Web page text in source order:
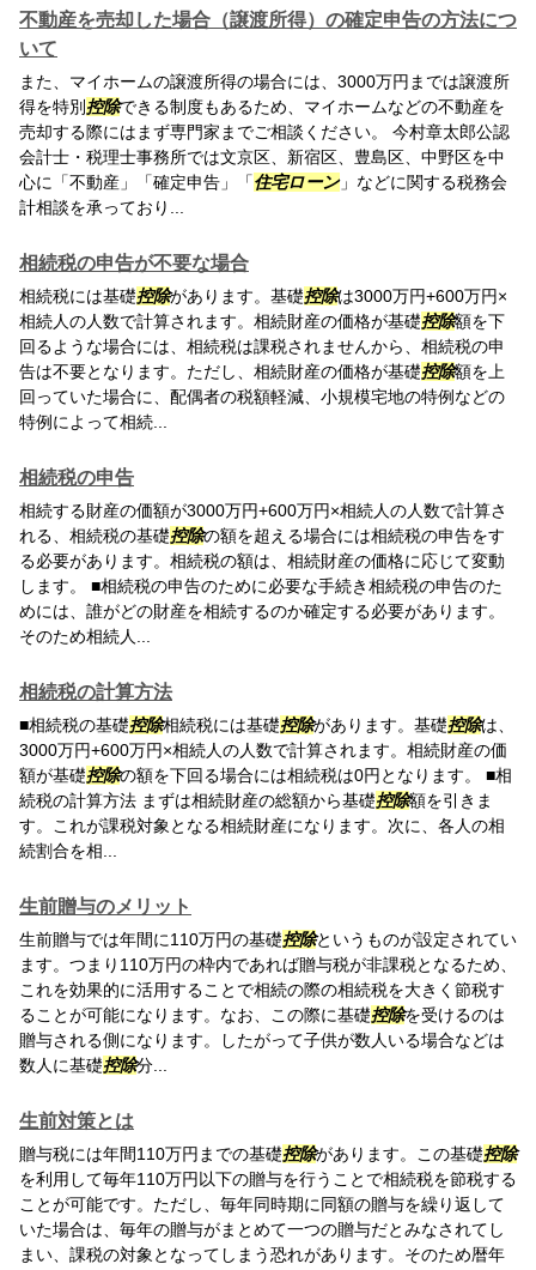
不動産を売却した場合（譲渡所得）の確定申告の方法につ
いて
また、マイホームの譲渡所得の場合には、3000万円までは譲渡所
得を特別 控除できる制度もあるため、マイホームなどの不動産を
売却する際にはまず専門家までご相談ください。 今村章太郎公認
会計士・税理士事務所では文京区、新宿区、豊島区、中野区を中
心に「不動産」「確定申告」「住宅ローン」などに関する税務会
計相談を承っており...
相続税の申告が不要な場合
相続税には基礎控除があります。基礎控除は3000万円+600万円×
相続人の人数で計算されます。相続財産の価格が基礎控除額を下
回るような場合には、相続税は課税されませんから、相続税の申
告は不要となります。ただし、相続財産の価格が基礎控除額を上
回っていた場合に、配偶者の税額軽減、小規模宅地の特例などの
特例によって相続...
相続税の申告
相続する財産の価額が3000万円+600万円×相続人の人数で計算さ
れる、相続税の基礎控除の額を超える場合には相続税の申告をす
る必要があります。相続税の額は、相続財産の価格に応じて変動
します。 ■相続税の申告のために必要な手続き相続税の申告のた
めには、誰がどの財産を相続するのか確定する必要があります。
そのため相続人...
相続税の計算方法
■相続税の基礎控除相続税には基礎控除があります。基礎控除は、
3000万円+600万円×相続人の人数で計算されます。相続財産の価
額が基礎控除の額を下回る場合には相続税は0円となります。 ■相
続税の計算方法 まずは相続財産の総額から基礎控除額を引きま
す。これが課税対象となる相続財産になります。次に、各人の相
続割合を相...
生前贈与のメリット
生前贈与では年間に110万円の基礎控除というものが設定されてい
ます。つまり110万円の枠内であれば贈与税が非課税となるため、
これを効果的に活用することで相続の際の相続税を大きく節税す
ることが可能になります。なお、この際に基礎控除を受けるのは
贈与される側になります。したがって子供が数人いる場合などは
数人に基礎控除分...
生前対策とは
贈与税には年間110万円までの基礎控除があります。この基礎控除
を利用して毎年110万円以下の贈与を行うことで相続税を節税する
ことが可能です。ただし、毎年同時期に同額の贈与を繰り返して
いた場合は、毎年の贈与がまとめて一つの贈与だとみなされてし
まい、課税の対象となってしまう恐れがあります。そのため暦年